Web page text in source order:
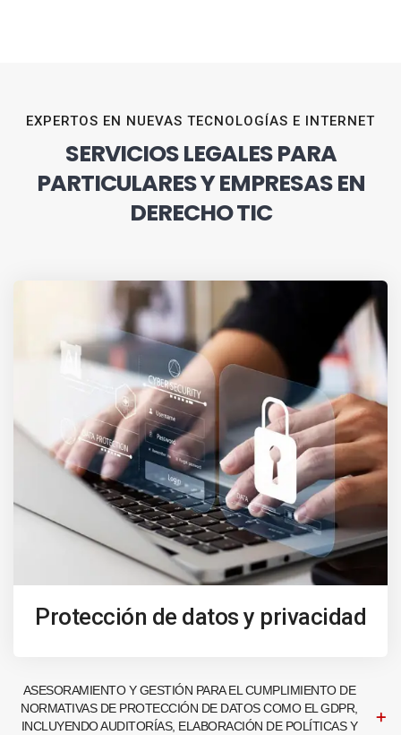
EXPERTOS EN NUEVAS TECNOLOGÍAS E INTERNET
SERVICIOS LEGALES PARA
PARTICULARES Y EMPRESAS EN
DERECHO TIC
Protección de datos y privacidad
ASESORAMIENTO Y GESTIÓN PARA EL CUMPLIMIENTO DE
NORMATIVAS DE PROTECCIÓN DE DATOS COMO EL GDPR,
INCLUYENDO AUDITORÍAS, ELABORACIÓN DE POLÍTICAS Y